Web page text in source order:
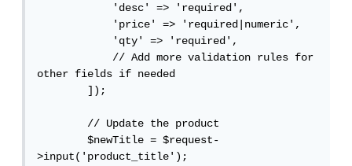
            'desc' => 'required',
            'price' => 'required|numeric',
            'qty' => 'required',
            // Add more validation rules for
other fields if needed
        ]);
        // Update the product
        $newTitle = $request-
>input('product_title');